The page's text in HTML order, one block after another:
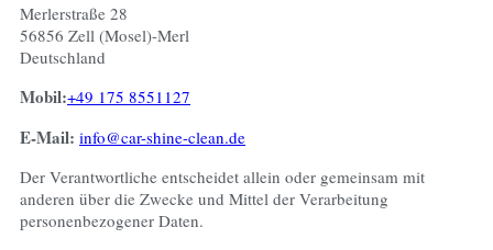
Merlerstraße 28
56856 Zell (Mosel)-Merl
Deutschland
Mobil:+49 175 8551127
E-Mail: info@car-shine-clean.de
Der Verantwortliche entscheidet allein oder gemeinsam mit
anderen über die Zwecke und Mittel der Verarbeitung
personenbezogener Daten.